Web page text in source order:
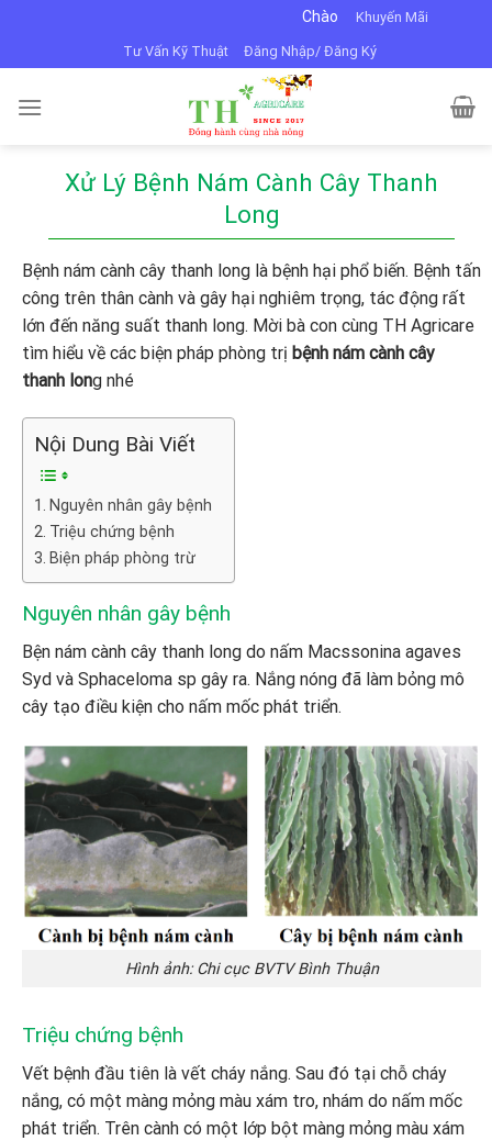
content
Chào mừng bạn đến với VTNN Minh
Khuyến Mãi
Tư Vấn Kỹ Thuật Đăng Nhập/ Đăng Ký
Xử Lý Bệnh Nám Cành Cây Thanh
Long
Bệnh nám cành cây thanh long là bệnh hại phổ biến. Bệnh tấn
công trên thân cành và gây hại nghiêm trọng, tác động rất
lớn đến năng suất thanh long. Mời bà con cùng TH Agricare
tìm hiểu về các biện pháp phòng trị bệnh nám cành cây
thanh long nhé
Nội Dung Bài Viết
Nguyên nhân gây bệnh
Triệu chứng bệnh
Biện pháp phòng trừ
Nguyên nhân gây bệnh
Bện nám cành cây thanh long do nấm Macssonina agaves
Syd và Sphaceloma sp gây ra. Nắng nóng đã làm bỏng mô
cây tạo điều kiện cho nấm mốc phát triển.
Hình ảnh: Chi cục BVTV Bình Thuận
Triệu chứng bệnh
Vết bệnh đầu tiên là vết cháy nắng. Sau đó tại chỗ cháy
nắng, có một màng mỏng màu xám tro, nhám do nấm mốc
phát triển. Trên cành có một lớp bột màng mỏng màu xám